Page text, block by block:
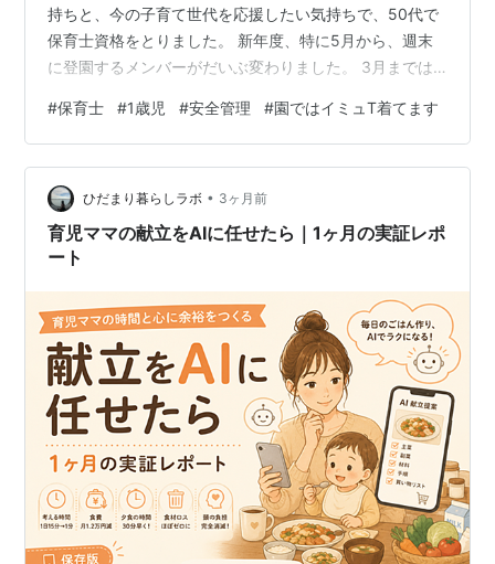
持ちと、今の子育て世代を応援したい気持ちで、50代で
保育士資格をとりました。 新年度、特に5月から、週末
に登園するメンバーがだいぶ変わりました。 3月までは
引っ越しで退園したことで今までのメンバーがいなくな
ったのですが、新入園の子どもたちでは、1歳児が数人、
年長さん、年中さんというメンバーが週末利用です。 私
にとっては、久しぶりの1歳児。 かわいくて仕方ありませ
ん😆💕 人見知りの時期の子もいて、最初は慎重に近付い
て、週に一度しか会わないけど、…
#保育士 #1歳児 #安全管理 #園ではイミュT着てます
ひだまり暮らしラボ • 3ヶ月前
育児ママの献立をAIに任せたら｜1ヶ月の実証レポ
ート